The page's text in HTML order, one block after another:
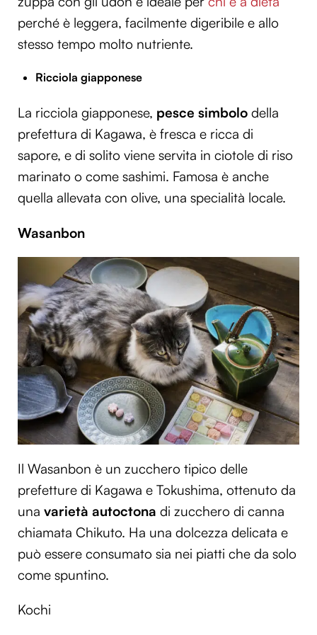
perché è leggera, facilmente digeribile e allo
stesso tempo molto nutriente.
Ricciola giapponese
La ricciola giapponese, pesce simbolo della
prefettura di Kagawa, è fresca e ricca di
sapore, e di solito viene servita in ciotole di riso
marinato o come sashimi. Famosa è anche
quella allevata con olive, una specialità locale.
Wasanbon
Il Wasanbon è un zucchero tipico delle
prefetture di Kagawa e Tokushima, ottenuto da
una varietà autoctona di zucchero di canna
chiamata Chikuto. Ha una dolcezza delicata e
può essere consumato sia nei piatti che da solo
come spuntino.
Kochi